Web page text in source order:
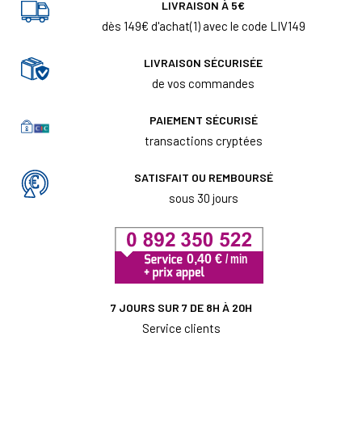
LIVRAISON À 5€
dès 149€ d'achat(1) avec le code LIV149
LIVRAISON SÉCURISÉE
de vos commandes
PAIEMENT SÉCURISÉ
transactions cryptées
SATISFAIT OU REMBOURSÉ
sous 30 jours
7 JOURS SUR 7 DE 8H À 20H
Service clients